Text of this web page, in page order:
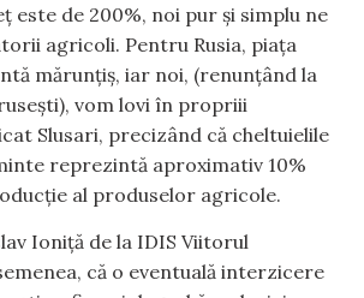
este de 200%, noi pur și simplu ne
agricoli. Pentru Rusia, piața
mărunțiș, iar noi, (renunțând la
vom lovi în propriii
Slusari, precizând că cheltuielile
reprezintă aproximativ 10%
al produselor agricole.
Ioniță de la IDIS Viitorul
că o eventuală interzicere